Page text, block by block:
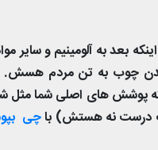
بعد به آلومینیم و سایر
چوب به تن مردم
های اصلی شما مثل
درست نه هستش) باچی